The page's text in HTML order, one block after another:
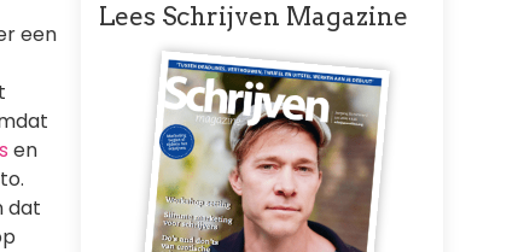
een
en
dat
Lees Schrijven Magazine
Afbeelding